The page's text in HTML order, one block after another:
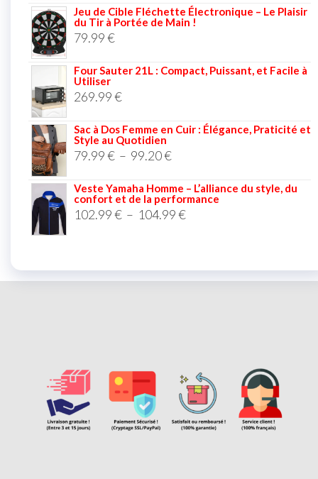
Jeu de Cible Fléchette Électronique – Le Plaisir
du Tir à Portée de Main !
79.99€
Four Sauter 21L : Compact, Puissant, et Facile à
Utiliser
269.99€
Sac à Dos Femme en Cuir : Élégance, Praticité et
Style au Quotidien
79.99€ – 99.20€
Veste Yamaha Homme – L’alliance du style, du
confort et de la performance
102.99€ – 104.99€